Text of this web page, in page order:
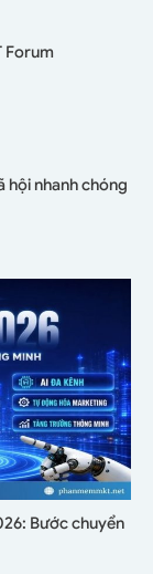
Forum
hội nhanh chóng
Bước chuyển